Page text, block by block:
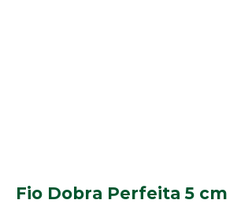
Fio Dobra Perfeita 5 cm